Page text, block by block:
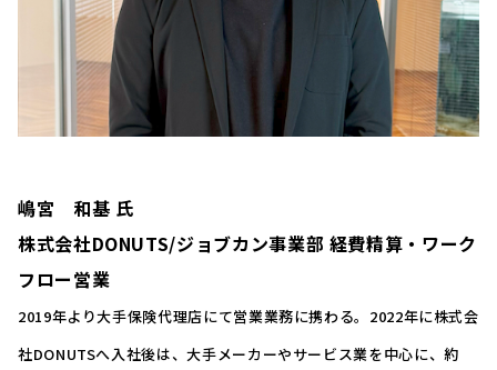
嶋宮 和基 氏
株式会社DONUTS/ジョブカン事業部 経費精算・ワーク
フロー営業
2019年より大手保険代理店にて営業業務に携わる。2022年に株式会
社DONUTSへ入社後は、大手メーカーやサービス業を中心に、約